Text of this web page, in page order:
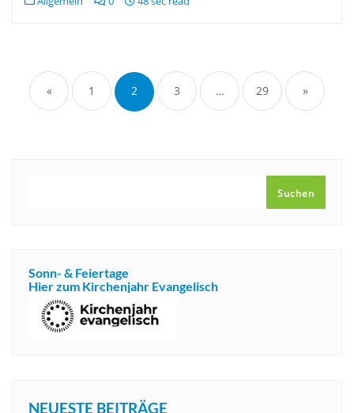
der
Beiträge
« 1 2 3 … 29 »
Suchen
Sonn- & Feiertage
Hier zum Kirchenjahr Evangelisch
NEUESTE BEITRÄGE